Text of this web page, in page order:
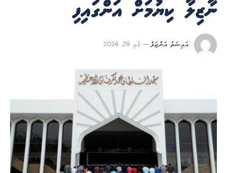
ނާޒިލާ ކިޔުމަށް އަންގައިފި
އައިޝަތު އަންޖަލް މެއި 29, 2024